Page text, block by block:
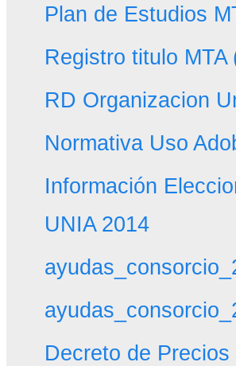
Plan de Estudios
Registro titulo MTA
RD Organizacion
Normativa Uso
Información
UNIA 2014
Decreto de